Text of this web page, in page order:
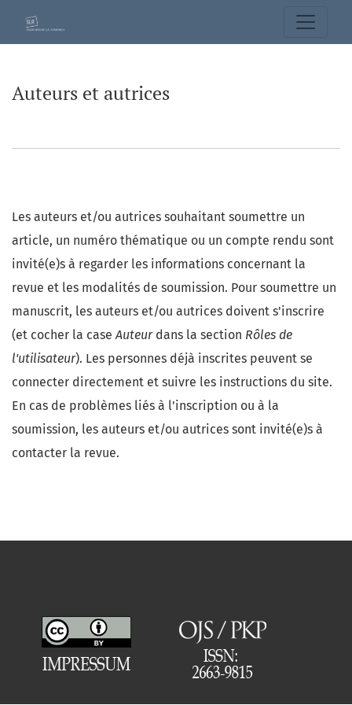
Auteurs et autrices
Auteurs et autrices
Les auteurs et/ou autrices souhaitant soumettre un
article, un numéro thématique ou un compte rendu sont
invité(e)s à regarder les informations concernant la
revue et les modalités de soumission. Pour soumettre un
manuscrit, les auteurs et/ou autrices doivent s'inscrire
(et cocher la caseAuteurdans la section Rôles de
l'utilisateur). Les personnes déjà inscrites peuvent se
connecter directement et suivre les instructions du site.
En cas de problèmes liés à l'inscription ou à la
soumission, les auteurs et/ou autrices sont invité(e)s à
contacter la revue.